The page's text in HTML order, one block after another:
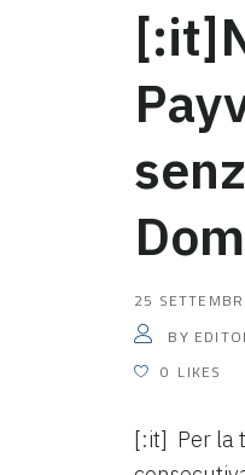
25
BY
0 LIKES
[:it] Per la